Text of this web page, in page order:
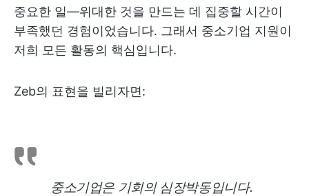
중요한 일—위대한 것을 만드는 데 집중할 시간이
부족했던 경험이었습니다. 그래서 중소기업 지원이
저희 모든 활동의 핵심입니다.
Zeb의 표현을 빌리자면:
중소기업은 기회의 심장박동입니다.